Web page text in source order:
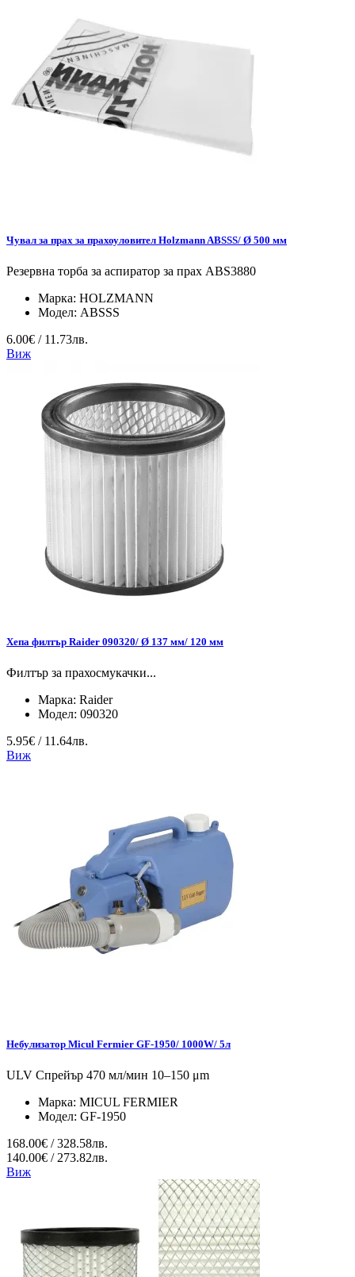
Чувал за прах за прахоуловител Holzmann ABSSS/ Ø 500 мм
Резервна торба за аспиратор за прах ABS3880
Марка: HOLZMANN
Модел: ABSSS
6.00€ / 11.73лв.
Виж
Хепа филтър Raider 090320/ Ø 137 мм/ 120 мм
Филтър за прахосмукачки...
Марка: Raider
Модел: 090320
5.95€ / 11.64лв.
Виж
Небулизатор Micul Fermier GF-1950/ 1000W/ 5л
ULV Спрейър 470 мл/мин 10–150 μm
Марка: MICUL FERMIER
Модел: GF-1950
168.00€ / 328.58лв.
140.00€ / 273.82лв.
Виж